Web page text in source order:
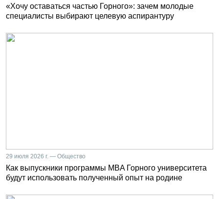
«Хочу оставаться частью Горного»: зачем молодые
специалисты выбирают целевую аспирантуру
29 июля 2026 г. — Общество
Как выпускники программы MBA Горного университета
будут использовать полученный опыт на родине